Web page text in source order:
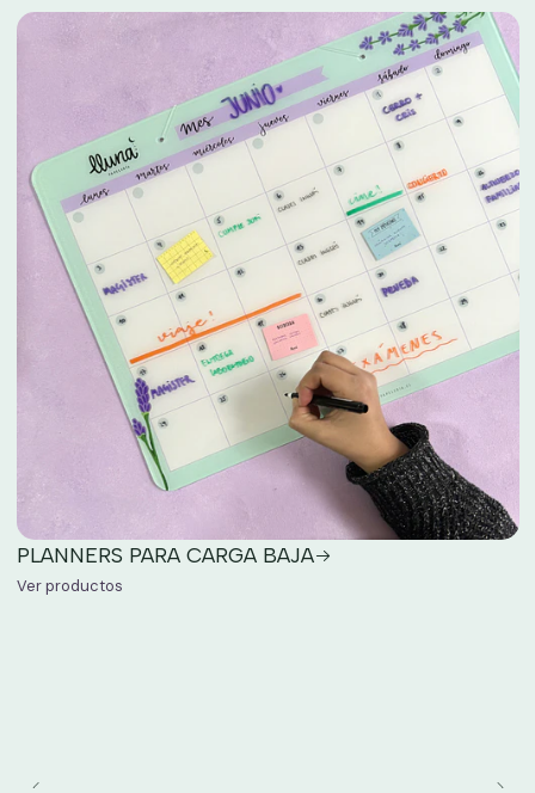
PLANNERS PARA CARGA BAJA
Ver productos